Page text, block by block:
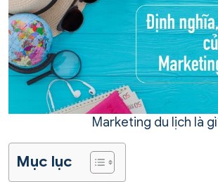
Marketing du lịch là
Mục lục